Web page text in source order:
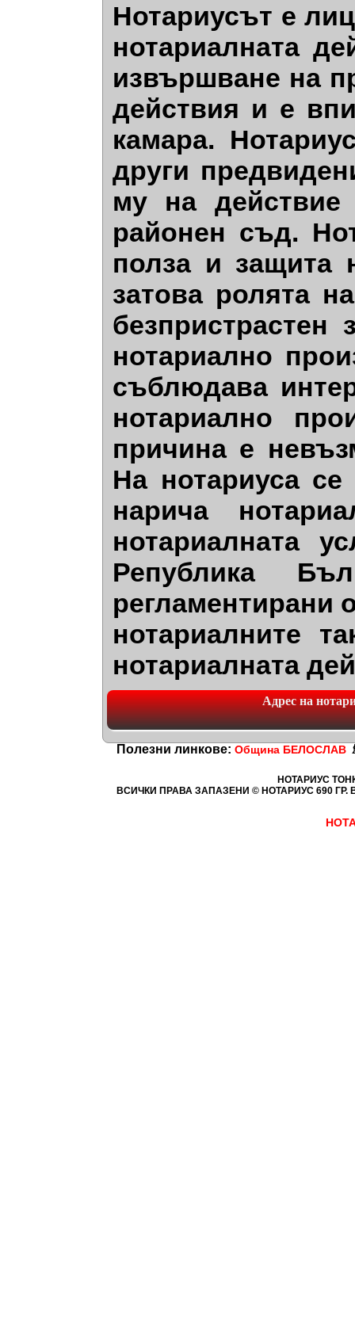
Нотариусът е
нотариалната
извършване на
действия и е
камара.
други
му на действие
районен съд.
полза и защита
затова ролята
нотариално
съблюдава
нотариално
причина е
На нотариуса
нарича
нотариалната
Република
регламентирани
нотариалните
нотариалната
Адрес на
Полезни линкове: Община БЕЛОСЛАВ
НОТАРИУС
ВСИЧКИ ПРАВА ЗАПАЗЕНИ © НОТАРИУС 690 ГР.